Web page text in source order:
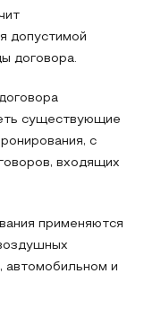
допустимой
договора.
существующие
с
входящих
применяются
автомобильном и